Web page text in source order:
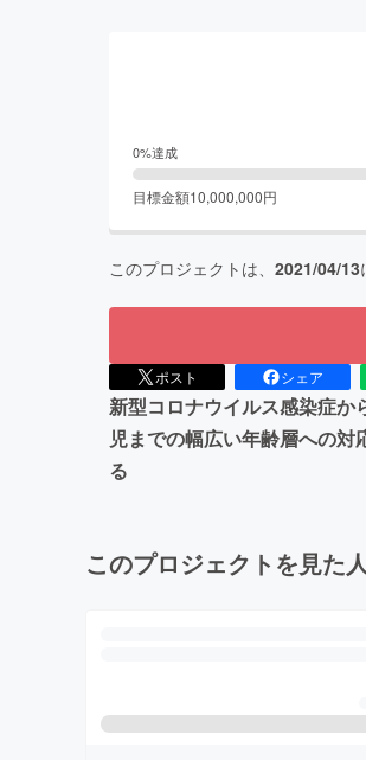
0%達成
目標金額10,000,000円
このプロジェクトは、 2021/04/13
ポスト シェア
新型コロナウイルス感染症か
児までの幅広い年齢層への
る
このプロジェクトを見た